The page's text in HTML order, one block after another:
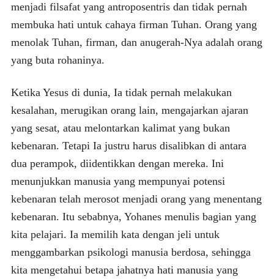
menjadi filsafat yang antroposentris dan tidak pernah
membuka hati untuk cahaya firman Tuhan. Orang yang
menolak Tuhan, firman, dan anugerah-Nya adalah orang
yang buta rohaninya.
Ketika Yesus di dunia, Ia tidak pernah melakukan
kesalahan, merugikan orang lain, mengajarkan ajaran
yang sesat, atau melontarkan kalimat yang bukan
kebenaran. Tetapi Ia justru harus disalibkan di antara
dua perampok, diidentikkan dengan mereka. Ini
menunjukkan manusia yang mempunyai potensi
kebenaran telah merosot menjadi orang yang menentang
kebenaran. Itu sebabnya, Yohanes menulis bagian yang
kita pelajari. Ia memilih kata dengan jeli untuk
menggambarkan psikologi manusia berdosa, sehingga
kita mengetahui betapa jahatnya hati manusia yang